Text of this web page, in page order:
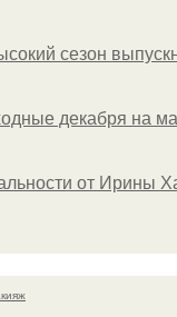
сезон
декабря на
от Ирины